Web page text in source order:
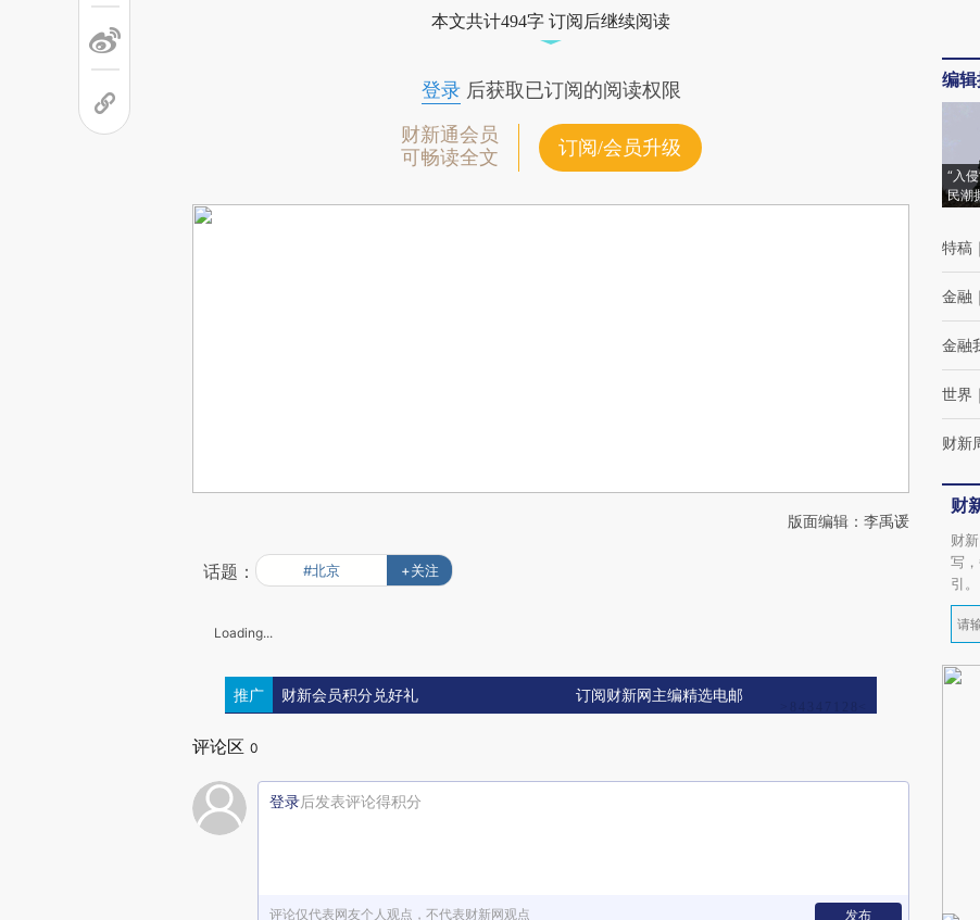
本文共计494字 订阅后继续阅读
登录后获取已订阅的阅读权限
财新通会员
可畅读全文
订阅/会员升级
版面编辑：李禹谖
话题： #北京 +关注
Loading...
推广 财新会员积分兑好礼 订阅财新网主编精选电邮
评论区 0
登录后发表评论得积分
评论仅代表网友个人观点，不代表财新网观点 发布
编
“入
民潮
特稿 ｜
金融 ｜
金融
世界 ｜
财新
财
财
写
引。